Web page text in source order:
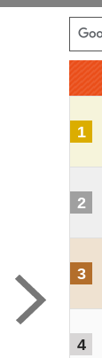
1
2
3
4